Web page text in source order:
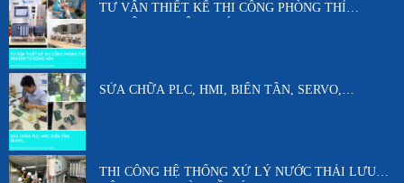
TƯ VẤN THIẾT KẾ THI CÔNG PHÒNG THÍ
SỬA CHỮA PLC, HMI, BIẾN TẦN, SERVO,…
THI CÔNG HỆ THỐNG XỬ LÝ NƯỚC THẢI LƯU